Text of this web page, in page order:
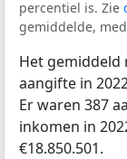
percentiel is. Zie
gemiddelde,
Het
aangifte in
Er waren 387
inkomen in
€18.850.501.